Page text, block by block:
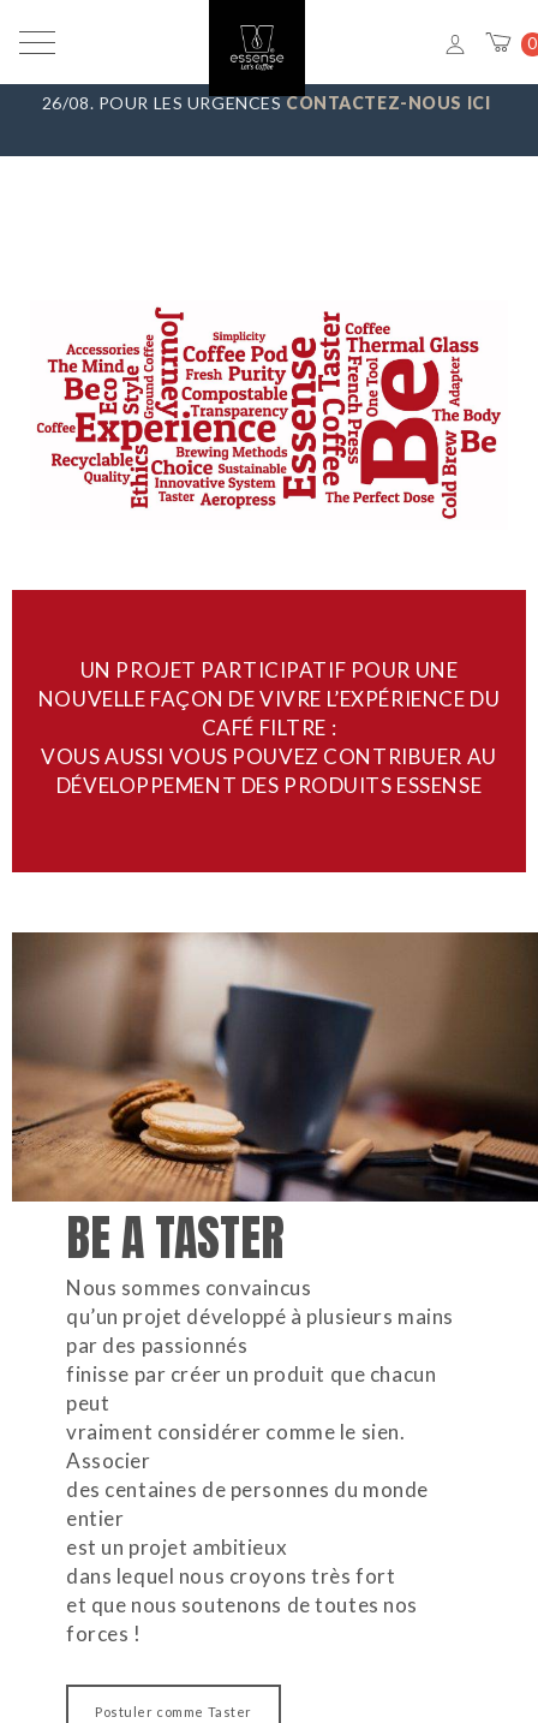
0
UN PROJET PARTICIPATIF POUR UNE
NOUVELLE FAÇON DE VIVRE L’EXPÉRIENCE DU
CAFÉ FILTRE :
VOUS AUSSI VOUS POUVEZ CONTRIBUER AU
DÉVELOPPEMENT DES PRODUITS ESSENSE
BE A TASTER
Nous sommes convaincus
qu’un projet développé à plusieurs mains
par des passionnés
finisse par créer un produit que chacun
peut
vraiment considérer comme le sien.
Associer
des centaines de personnes du monde
entier
est un projet ambitieux
dans lequel nous croyons très fort
et que nous soutenons de toutes nos
forces !
Postuler comme Taster
VACANCES D’ÉTÉ
_ NOUS FAISONS UNE PAUSE DU 7/08 AU
23/08, TOUTES LES COMMANDES SERONT EXPÉDIÉES LE
26/08. POUR LES URGENCESCONTACTEZ-NOUS ICI